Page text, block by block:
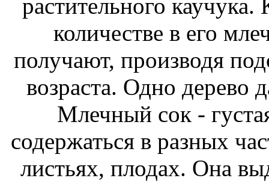
растительного
количестве в его
получают, производя
возраста. Одно дерево
Млечный сок -
содержаться в разных
листьях, плодах. Она